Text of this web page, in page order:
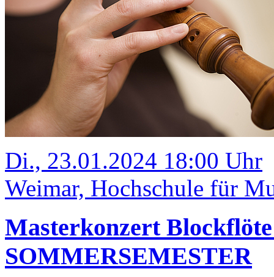
Di., 23.01.2024 18:00 Uhr
Weimar, Hochschule für
Masterkonzert
SOMMERSEMESTER